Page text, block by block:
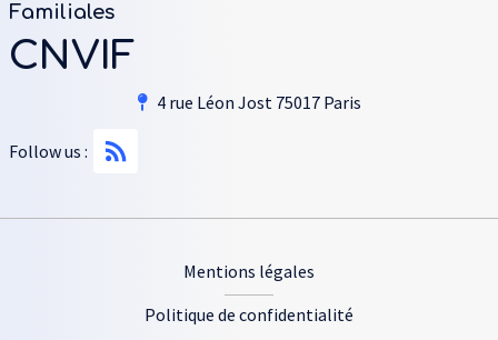
Familiales
CNVIF
4 rue Léon Jost 75017 Paris
Follow us :
Mentions légales
Politique de confidentialité